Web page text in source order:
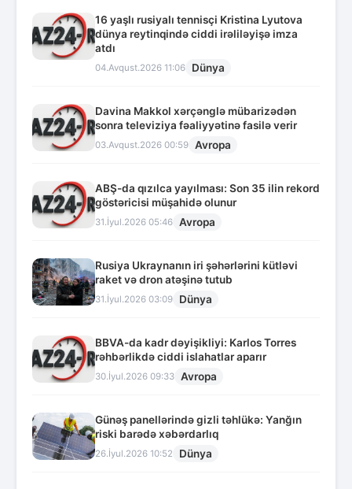
16 yaşlı rusiyalı tennisçi Kristina Lyutova
dünya reytinqində ciddi irəliləyişə imza
atdı
04.Avqust.2026 11:06 Dünya
Davina Makkol xərçənglə mübarizədən
sonra televiziya fəaliyyətinə fasilə verir
03.Avqust.2026 00:59 Avropa
ABŞ-da qızılca yayılması: Son 35 ilin rekord
göstəricisi müşahidə olunur
31.İyul.2026 05:46 Avropa
Rusiya Ukraynanın iri şəhərlərini kütləvi
raket və dron atəşinə tutub
31.İyul.2026 03:09 Dünya
BBVA-da kadr dəyişikliyi: Karlos Torres
rəhbərlikdə ciddi islahatlar aparır
30.İyul.2026 09:33 Avropa
Günəş panellərində gizli təhlükə: Yanğın
riski barədə xəbərdarlıq
26.İyul.2026 10:52 Dünya